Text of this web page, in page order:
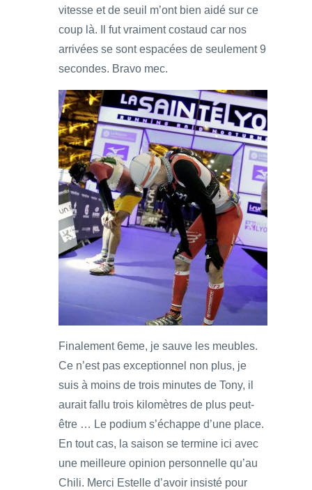
vitesse et de seuil m’ont bien aidé sur ce
coup là. Il fut vraiment costaud car nos
arrivées se sont espacées de seulement 9
secondes. Bravo mec.
Finalement 6eme, je sauve les meubles.
Ce n’est pas exceptionnel non plus, je
suis à moins de trois minutes de Tony, il
aurait fallu trois kilomètres de plus peut-
être … Le podium s’échappe d’une place.
En tout cas, la saison se termine ici avec
une meilleure opinion personnelle qu’au
Chili. Merci Estelle d’avoir insisté pour